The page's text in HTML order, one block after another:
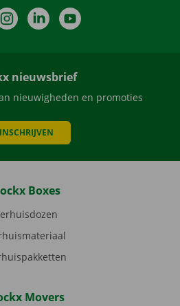
InstagramLinkedIn
nieuwsbrief
nieuwigheden en promoties
INSCHRIJVEN
Boxes
Movers